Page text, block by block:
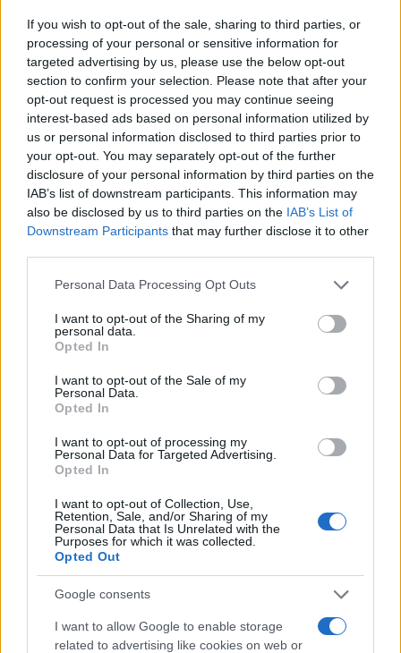
If you wish to opt-out of the sale, sharing to third parties, or
processing of your personal or sensitive information for
targeted advertising by us, please use the below opt-out
section to confirm your selection. Please note that after your
opt-out request is processed you may continue seeing
interest-based ads based on personal information utilized by
us or personal information disclosed to third parties prior to
your opt-out. You may separately opt-out of the further
disclosure of your personal information by third parties on the
IAB’s list of downstream participants. This information may
also be disclosed by us to third parties on the IAB’s List of
Downstream Participants that may further disclose it to other
Please note that this website/app uses one or more Google
not limited to your visit or usage behaviour. You may click to
grant or deny consent to Google and its third-party tags to
use your data for below specified purposes in below Google
consent section.
Personal Data Processing Opt Outs
I want to opt-out of the Sharing of my
personal data.
Opted In
I want to opt-out of the Sale of my
Personal Data.
Opted In
I want to opt-out of processing my
Personal Data for Targeted Advertising.
Opted In
I want to opt-out of Collection, Use,
Retention, Sale, and/or Sharing of my
Personal Data that Is Unrelated with the
Purposes for which it was collected.
Opted Out
Google consents
I want to allow Google to enable storage
related to advertising like cookies on web or
ενίσχυσης του Τύπου
Η Chery επενδύει 75 εκατ. δολάρια στην KG Mobility
Το FIAT 500 Hybrid τώρα
Ατρόμητος και Novibet
συνεχίζουν μαζί: Ανανέωση
της συνεργασίας τους μέχρι
18η συνεχόμενη χρονιά για τον ΟΤΕ στη διεθνή σειρά
δεικτών FTSE4Good
άνοιξε τις πύλες του σε όλους